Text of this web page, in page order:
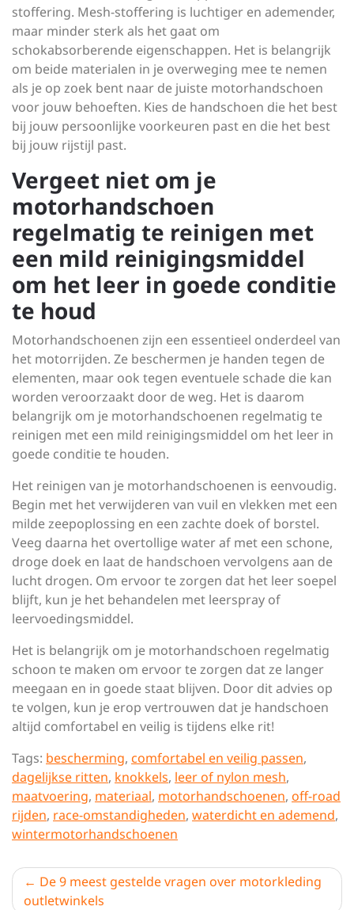
stoffering. Mesh-stoffering is luchtiger en ademender,
maar minder sterk als het gaat om
schokabsorberende eigenschappen. Het is belangrijk
om beide materialen in je overweging mee te nemen
als je op zoek bent naar de juiste motorhandschoen
voor jouw behoeften. Kies de handschoen die het best
bij jouw persoonlijke voorkeuren past en die het best
bij jouw rijstijl past.
Vergeet niet om je
motorhandschoen
regelmatig te reinigen met
een mild reinigingsmiddel
om het leer in goede conditie
te houd
Motorhandschoenen zijn een essentieel onderdeel van
het motorrijden. Ze beschermen je handen tegen de
elementen, maar ook tegen eventuele schade die kan
worden veroorzaakt door de weg. Het is daarom
belangrijk om je motorhandschoenen regelmatig te
reinigen met een mild reinigingsmiddel om het leer in
goede conditie te houden.
Het reinigen van je motorhandschoenen is eenvoudig.
Begin met het verwijderen van vuil en vlekken met een
milde zeepoplossing en een zachte doek of borstel.
Veeg daarna het overtollige water af met een schone,
droge doek en laat de handschoen vervolgens aan de
lucht drogen. Om ervoor te zorgen dat het leer soepel
blijft, kun je het behandelen met leerspray of
leervoedingsmiddel.
Het is belangrijk om je motorhandschoen regelmatig
schoon te maken om ervoor te zorgen dat ze langer
meegaan en in goede staat blijven. Door dit advies op
te volgen, kun je erop vertrouwen dat je handschoen
altijd comfortabel en veilig is tijdens elke rit!
Tags: bescherming, comfortabel en veilig passen,
dagelijkse ritten, knokkels, leer of nylon mesh,
maatvoering, materiaal, motorhandschoenen, off-road
rijden, race-omstandigheden, waterdicht en ademend,
wintermotorhandschoenen
Berichtnavigatie
De 9 meest gestelde vragen over motorkleding
outletwinkels